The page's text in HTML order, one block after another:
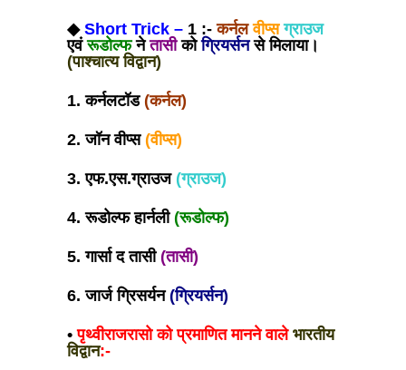
◆ Short Trick – 1 :- कर्नल वीप्स ग्राउज
एवं रूडोल्फनेतासीकोग्रियर्सनसे मिलाया।
(पाश्चात्य विद्वान)
1. कर्नलटॉड (कर्नल)
2. जॉन वीप्स (वीप्स)
3. एफ.एस.ग्राउज (ग्राउज)
4. रूडोल्फ हार्नली (रूडोल्फ)
5. गार्सा द तासी (तासी)
6. जार्ज ग्रिसर्यन(ग्रियर्सन)
•पृथ्वीराजरासो को प्रमाणित मानने वाले भारतीय
विद्वान:-